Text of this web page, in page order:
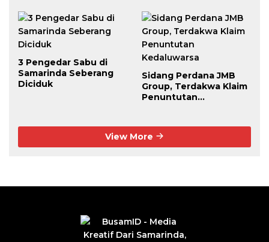
dari Dalam Lapas
3 Pengedar Sabu di
Samarinda Seberang
Diciduk
Sidang Perdana JMB
Group, Terdakwa Klaim
Penuntutan
View More